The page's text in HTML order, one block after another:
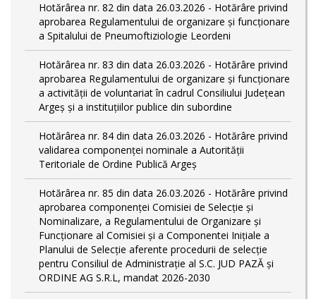
Hotărârea nr. 82 din data 26.03.2026 - Hotărâre privind
aprobarea Regulamentului de organizare şi funcţionare
a Spitalului de Pneumoftiziologie Leordeni
Hotărârea nr. 83 din data 26.03.2026 - Hotărâre privind
aprobarea Regulamentului de organizare și funcționare
a activității de voluntariat în cadrul Consiliului Județean
Argeș și a instituțiilor publice din subordine
Hotărârea nr. 84 din data 26.03.2026 - Hotărâre privind
validarea componenței nominale a Autorității
Teritoriale de Ordine Publică Argeș
Hotărârea nr. 85 din data 26.03.2026 - Hotărâre privind
aprobarea componenței Comisiei de Selecție și
Nominalizare, a Regulamentului de Organizare și
Funcționare al Comisiei și a Componentei Inițiale a
Planului de Selecție aferente procedurii de selecție
pentru Consiliul de Administrație al S.C. JUD PAZĂ și
ORDINE AG S.R.L, mandat 2026-2030